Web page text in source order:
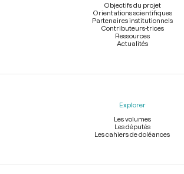
Objectifs du projet
Orientations scientifiques
Partenaires institutionnels
Contributeurs-trices
Ressources
Actualités
Explorer
Les volumes
Les députés
Les cahiers de doléances